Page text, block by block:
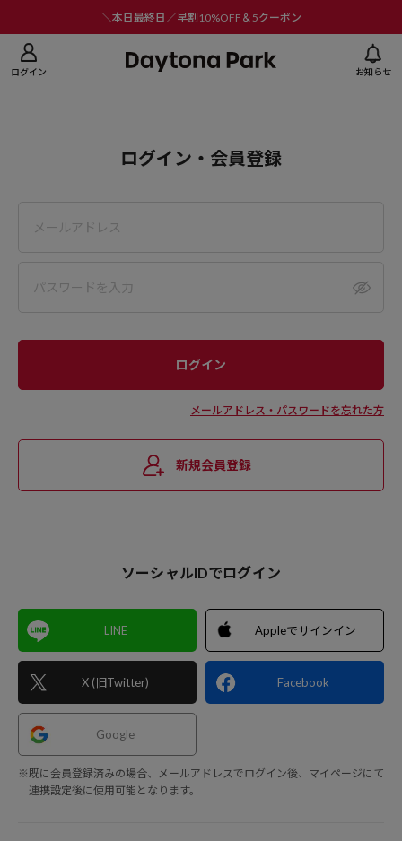
＼本日最終日／早割10%OFF＆5クーポン
ログイン お知らせ
ログイン・会員登録
メールアドレス・パスワードを忘れた方
新規会員登録
ソーシャルIDでログイン
LINE
X (旧Twitter)
Appleでサインイン
Facebook
Google
※既に会員登録済みの場合、メールアドレスでログイン後、マイページにて
連携設定後に使用可能となります。